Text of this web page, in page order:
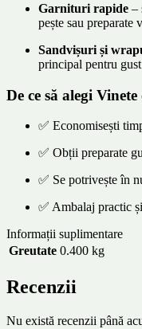
Garnituri rapide –
pește sau preparate
Sandvișuri și
principal pentru
De ce să alegi
✅ Economisești
✅ Obții preparate
✅ Se potrivește în
✅ Ambalaj practic
Informații suplimentare
Greutate 0.400 kg
Recenzii
Nu există recenzii până